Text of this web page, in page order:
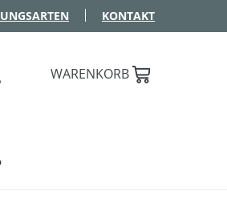
KONTAKT
WARENKORB